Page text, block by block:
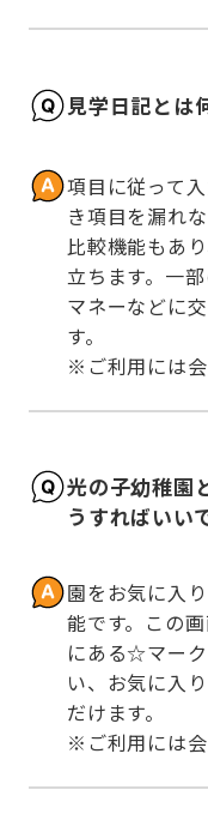
見学日記とは
項目に従って
き項目を漏れ
比較機能もあ
立ちます。一
マネーなどに
す。
※ご利用には
光の子幼稚園
うすればいい
園をお気に入
能です。この
にある☆マー
い、お気に入
だけます。
※ご利用には